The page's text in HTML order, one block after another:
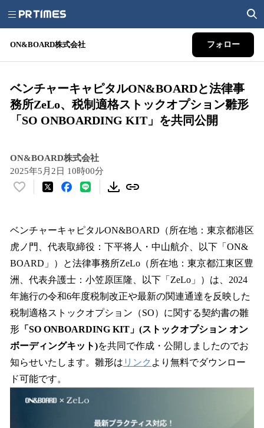
ON&BOARD株式会社 フォロー
ベンチャーキャピタルON&BOARDと法律事
務所ZeLo、税制適格ストックオプション雛形
「SO ONBOARDING KIT」を共同公開
ON&BOARD株式会社
2025年5月2日 10時00分
い
！
数
を
読
込
み
中
で
す
ベンチャーキャピタルON&BOARD（所在地：東京都港区
虎ノ門、代表取締役：下平将人・中山航介、以下「ON&
BOARD」）と法律事務所ZeLo（所在地：東京都江東区豊
洲、代表弁護士：小笠原匡隆、以下「ZeLo」）は、2024
年施行の令和6年度税制改正や最新の関連通達を反映した
税制適格ストックオプション（SO）に関する契約書の雛
形 「SO ONBOARDING KIT」(ストックオプション オン
ボーディングキット)を共同で作成・公開しましたのでお
知らせいたします。雛形は リンク より無料でダウンロー
ド可能です。